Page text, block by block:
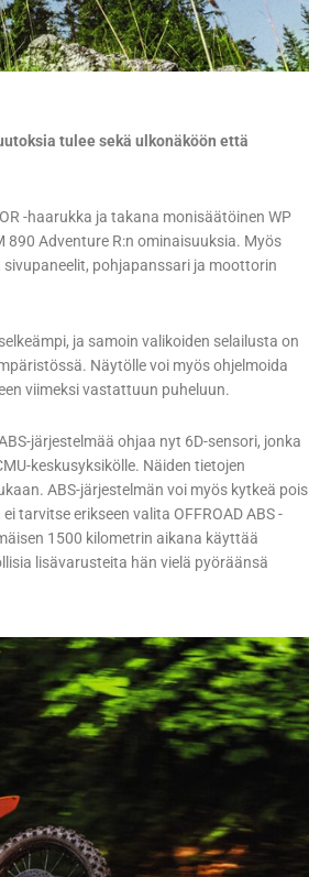
tulee sekä ulkonäköön että
-haarukka ja takana monisäätöinen WP
Adventure R:n ominaisuuksia. Myös
pohjapanssari ja moottorin
ja samoin valikoiden selailusta on
Näytölle voi myös ohjelmoida
viimeksi vastattuun puheluun.
järjestelmää ohjaa nyt 6D-sensori, jonka
keskusyksikölle. Näiden tietojen
ABS-järjestelmän voi myös kytkeä pois
tarvitse erikseen valita OFFROAD ABS -
1500 kilometrin aikana käyttää
lisävarusteita hän vielä pyöräänsä